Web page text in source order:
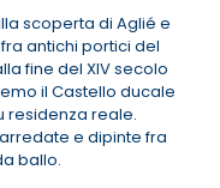
scoperta di Aglié e
antichi portici del
fine del XIV secolo
il Castello ducale
residenza reale.
e dipinte fra
ballo.